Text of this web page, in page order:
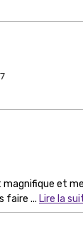
magnifique et
faire ... Lire la